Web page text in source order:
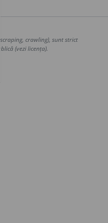
crawling), sunt strict
(vezi licența).